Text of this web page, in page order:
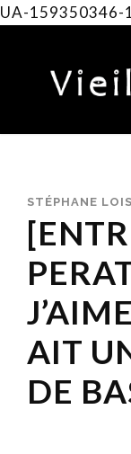
UA-159350346-
STÉPHANE
AIT
DE